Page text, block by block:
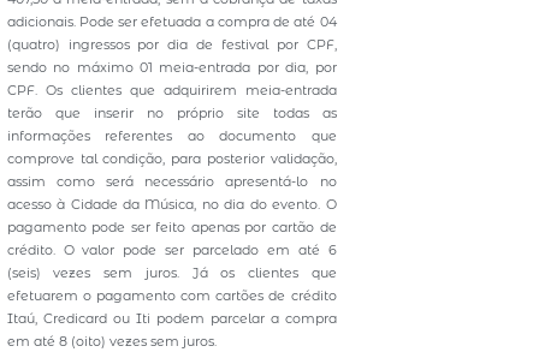
adicionais. Pode ser efetuada a compra de até 04
(quatro) ingressos por dia de festival por CPF,
sendo no máximo 01 meia-entrada por dia, por
CPF. Os clientes que adquirirem meia-entrada
terão que inserir no próprio site todas as
informações referentes ao documento que
comprove tal condição, para posterior validação,
assim como será necessário apresentá-lo no
acesso à Cidade da Música, no dia do evento. O
pagamento pode ser feito apenas por cartão de
crédito. O valor pode ser parcelado em até 6
(seis) vezes sem juros. Já os clientes que
efetuarem o pagamento com cartões de crédito
Itaú, Credicard ou Iti podem parcelar a compra
em até 8 (oito) vezes sem juros.